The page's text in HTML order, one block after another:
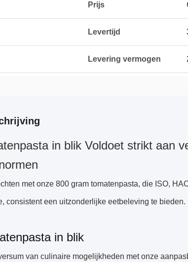
Prijs
Levertijd
Levering vermogen
in blik Voldoet strikt aan
met onze 800 gram tomatenpasta, die ISO,
consistent een uitzonderlijke eetbeleving te bieden.
in blik
van culinaire mogelijkheden met onze